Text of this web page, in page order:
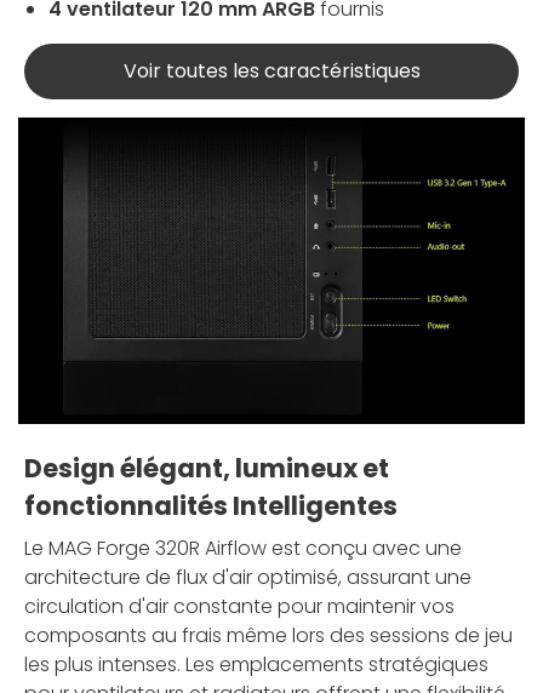
4 ventilateur 120 mm ARGBfournis
Voir toutes les caractéristiques
Design élégant, lumineux et
fonctionnalités Intelligentes
Le MAG Forge 320R Airflow est conçu avec une
architecture de flux d'air optimisé, assurant une
circulation d'air constante pour maintenir vos
composants au frais même lors des sessions de jeu
les plus intenses. Les emplacements stratégiques